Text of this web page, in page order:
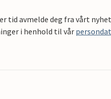
tid avmelde deg fra vårt
i henhold til vår